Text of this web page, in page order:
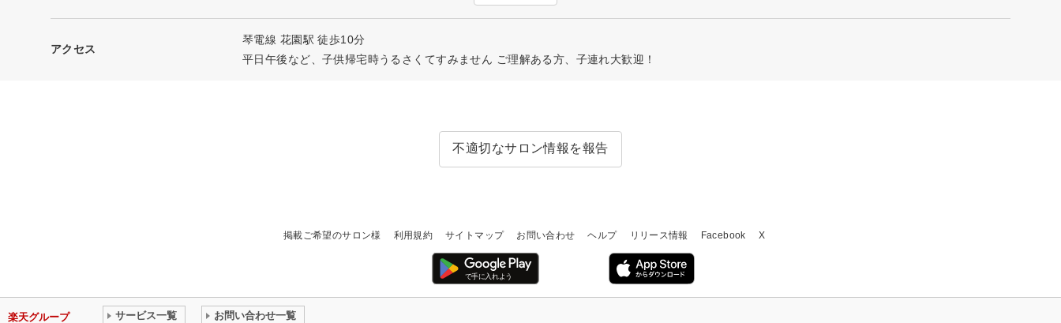
アクセス
琴電線 花園駅 徒歩10分
平日午後など、子供帰宅時うるさくてすみません ご理解ある方、子連れ大歓迎！
不適切なサロン情報を報告
掲載ご希望のサロン様 利用規約 サイトマップ お問い合わせ ヘルプ リリース情報 Facebook X
楽天グループ サービス一覧 お問い合わせ一覧